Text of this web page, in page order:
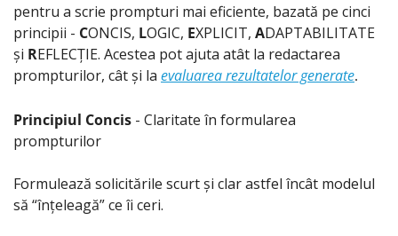
pentru a scrie prompturi mai eficiente, bazată pe cinci
principii - CONCIS, LOGIC, EXPLICIT, ADAPTABILITATE
și REFLECȚIE. Acestea pot ajuta atât la redactarea
prompturilor, cât și la evaluarea rezultatelor generate.
Principiul Concis - Claritate în formularea
prompturilor
Formulează solicitările scurt și clar astfel încât modelul
să “înțeleagă” ce îi ceri.